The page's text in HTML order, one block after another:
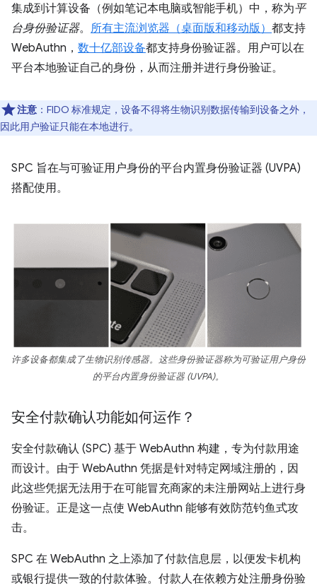
集成到计算设备（例如笔记本电脑或智能手机）中，称为平
台身份验证器。 所有主流浏览器（桌面版和移动版） 都支持
WebAuthn， 数十亿部设备都支持身份验证器。用户可以在
平台本地验证自己的身份，从而注册并进行身份验证。
注意 ：FIDO 标准规定，设备不得将生物识别数据传输到设备之外，
因此用户验证只能在本地进行。
SPC 旨在与可验证用户身份的平台内置身份验证器 (UVPA)
搭配使用。
许多设备都集成了生物识别传感器。这些身份验证器称为可验证用户身份
的平台内置身份验证器 (UVPA)。
安全付款确认功能如何运作？
安全付款确认 (SPC) 基于 WebAuthn 构建，专为付款用途
而设计。由于 WebAuthn 凭据是针对特定网域注册的，因
此这些凭据无法用于在可能冒充商家的未注册网站上进行身
份验证。正是这一点使 WebAuthn 能够有效防范钓鱼式攻
击。
SPC 在 WebAuthn 之上添加了付款信息层，以便发卡机构
或银行提供一致的付款体验。付款人在依赖方处注册身份验